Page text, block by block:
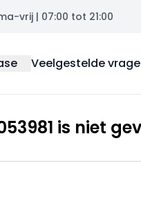
vrij | 07:00 tot 21:00
Veelgestelde
is niet